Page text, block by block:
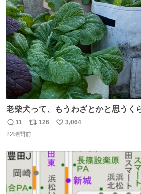
数
老柴犬って、もうわざとかと思うく
はまりにいくじゃないですか？ 今朝
い主の間にはまってきて、最高に可
返
信
11
リ
ポ
ト
数
126
い
3,064
22時間前